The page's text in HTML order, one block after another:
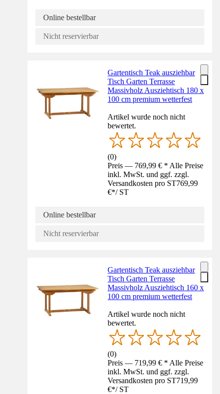
Online bestellbar
Nicht reservierbar
Gartentisch Teak ausziehbar
Tisch Garten Terrasse
Massivholz Ausziehtisch 180 x
100 cm premium wetterfest
Artikel wurde noch nicht
bewertet.
(0)
Preis — 769,99 € * Alle Preise
inkl. MwSt. und ggf. zzgl.
Versandkosten pro ST769,99
€*/ ST
Online bestellbar
Nicht reservierbar
Gartentisch Teak ausziehbar
Tisch Garten Terrasse
Massivholz Ausziehtisch 160 x
100 cm premium wetterfest
Artikel wurde noch nicht
bewertet.
(0)
Preis — 719,99 € * Alle Preise
inkl. MwSt. und ggf. zzgl.
Versandkosten pro ST719,99
€*/ ST